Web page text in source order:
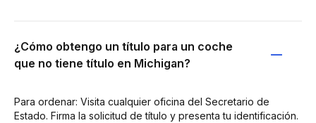
¿Cómo obtengo un título para un coche
que no tiene título en Michigan?
Para ordenar: Visita cualquier oficina del Secretario de
Estado. Firma la solicitud de título y presenta tu identificación.